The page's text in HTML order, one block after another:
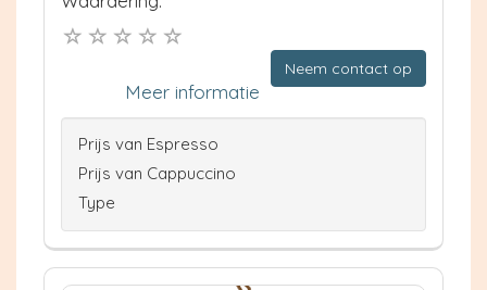
Neem contact op
Meer informatie
Prijs van Espresso
Prijs van Cappuccino
Type